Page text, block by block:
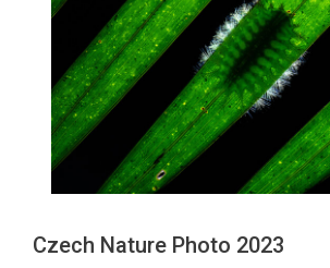
Czech Nature Photo 2023